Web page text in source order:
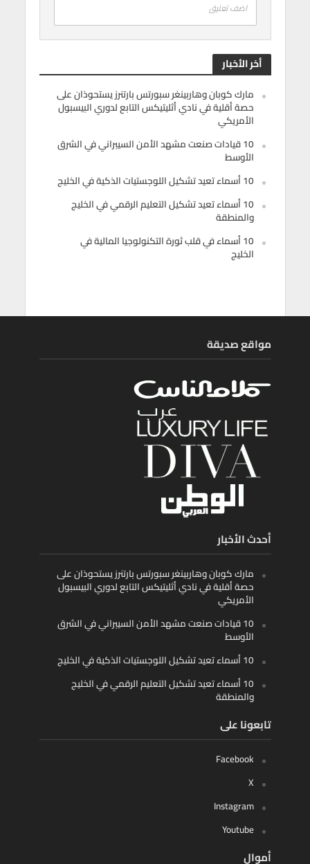
اضف تعليق
أخر الأخبار
مارك كوبان وهاربينغر سبورتس بارتنرز يستحوذان على
حصة أقلية في نادي أثليتيكس التابع لدوري البيسبول
الأمريكي
10 قيادات صنعت مشهد الأمن السيبراني في الشرق
الأوسط
10 أسماء تعيد تشكيل اللوجستيات الذكية في الخليج
10 أسماء تعيد تشكيل التعليم الرقمي في الخليج
والمنطقة
10 أسماء في قلب ثورة التكنولوجيا المالية في
الخليج
مواقع صديقة
أحدث الأخبار
مارك كوبان وهاربينغر سبورتس بارتنرز يستحوذان على
حصة أقلية في نادي أثليتيكس التابع لدوري البيسبول
الأمريكي
10 قيادات صنعت مشهد الأمن السيبراني في الشرق
الأوسط
10 أسماء تعيد تشكيل اللوجستيات الذكية في الخليج
10 أسماء تعيد تشكيل التعليم الرقمي في الخليج
والمنطقة
تابعونا على
Facebook
X
Instagram
Youtube
أموال